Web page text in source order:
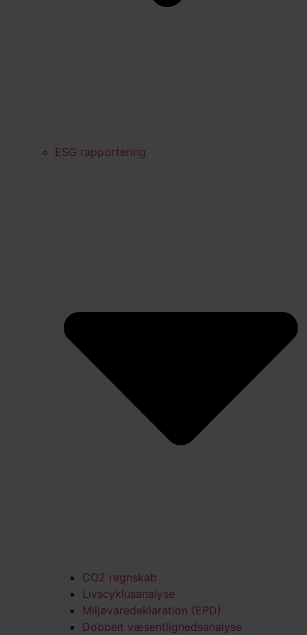
ESG rapportering
CO2 regnskab
Livscyklusanalyse
Miljøvaredeklaration (EPD)
Dobbelt væsentlighedsanalyse